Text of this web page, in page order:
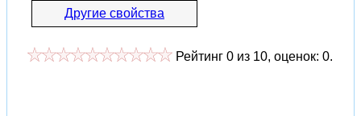
Другие свойства
Рейтинг 0 из 10, оценок: 0.